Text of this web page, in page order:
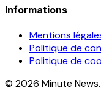
Informations
Mentions
Politique de
Politique de
© 2026 Minute